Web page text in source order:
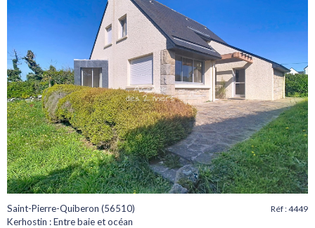
voir le
bien
Saint-Pierre-Quiberon (56510)
Kerhostin : Entre baie et océan
Réf : 4449